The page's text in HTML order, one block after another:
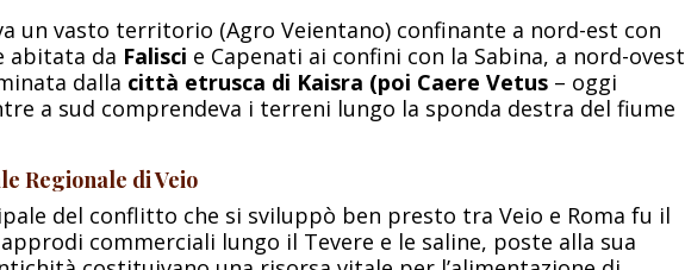
un vasto territorio (Agro Veientano) confinante a nord-est con
abitata da Falisci e Capenati ai confini con la Sabina, a nord-ovest
dalla città etrusca di Kaisra (poi Caere Vetus – oggi
a sud comprendeva i terreni lungo la sponda destra del fiume
Regionale di Veio
del conflitto che si sviluppò ben presto tra Veio e Roma fu il
commerciali lungo il Tevere e le saline, poste alla sua